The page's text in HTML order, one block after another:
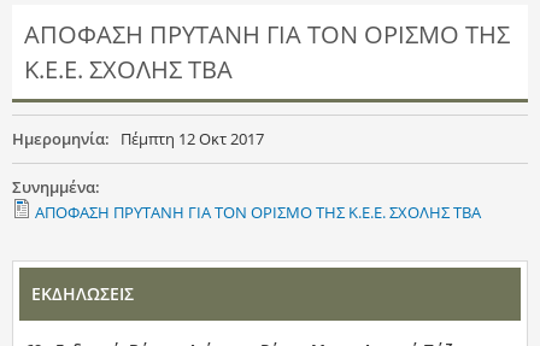
σ
η
ς
ΑΠΟΦΑΣΗ ΠΡΥΤΑΝΗ ΓΙΑ ΤΟΝ ΟΡΙΣΜΟ ΤΗΣ
Κ.Ε.Ε. ΣΧΟΛΗΣ ΤΒΑ
Ημερομηνία: Πέμπτη 12 Οκτ 2017
Συνημμένα:
ΑΠΟΦΑΣΗ ΠΡΥΤΑΝΗ ΓΙΑ ΤΟΝ ΟΡΙΣΜΟ ΤΗΣ Κ.Ε.Ε. ΣΧΟΛΗΣ ΤΒΑ
ΕΚΔΗΛΩΣΕΙΣ